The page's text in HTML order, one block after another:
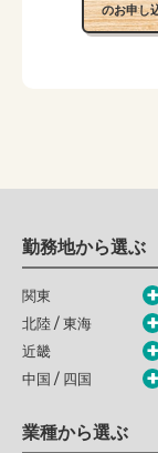
のお申し
勤務地から選ぶ
関東
北陸 / 東海
近畿
中国 / 四国
業種から選ぶ